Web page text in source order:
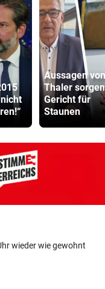
Aussagen von
Thaler
Gericht für
Staunen
wieder wie gewohnt